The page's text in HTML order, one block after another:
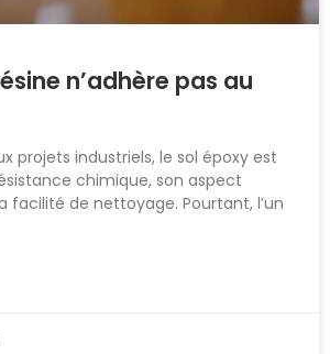
n’adhère pas au
projets industriels, le sol époxy est
chimique, son aspect
facilité de nettoyage. Pourtant, l’un